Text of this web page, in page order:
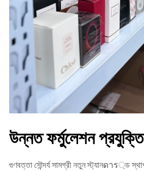
উন্নত ফর্মুলেশন প্রযুক্তি
গুণবত্তা সৌন্দর্য সামগ্রী নতুন স্ট্যানดาร্ড